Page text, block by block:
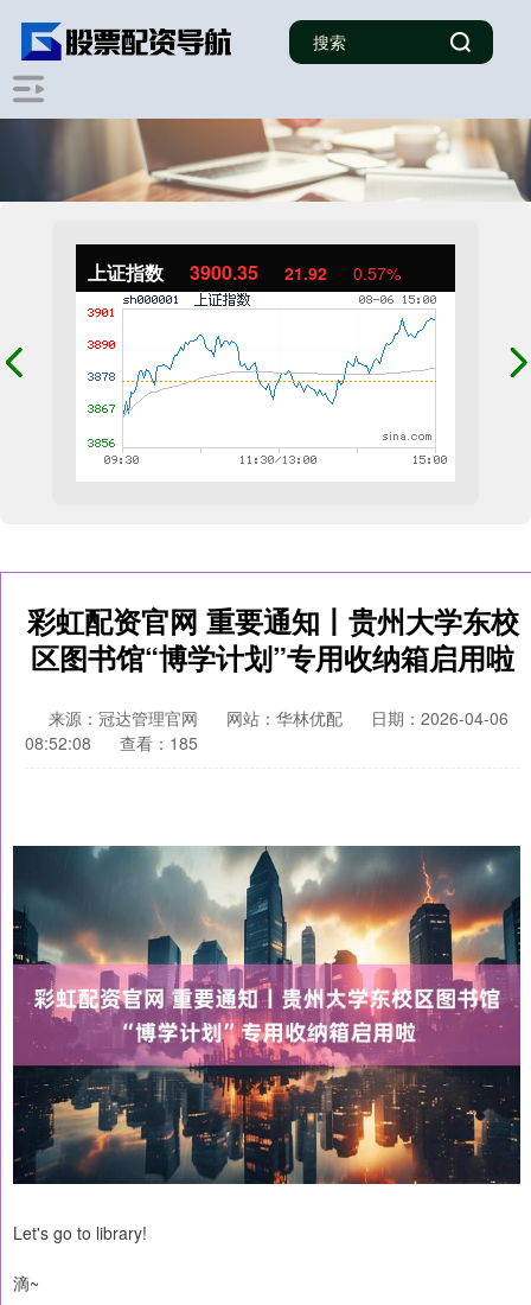
上证指数 3900.35 21.92 0.57%
彩虹配资官网 重要通知丨贵州大学东校
区图书馆“博学计划”专用收纳箱启用啦
来源：冠达管理官网 网站：华林优配
日期：2026-04-06
08:52:08
查看：185
Let's go to library!
滴~